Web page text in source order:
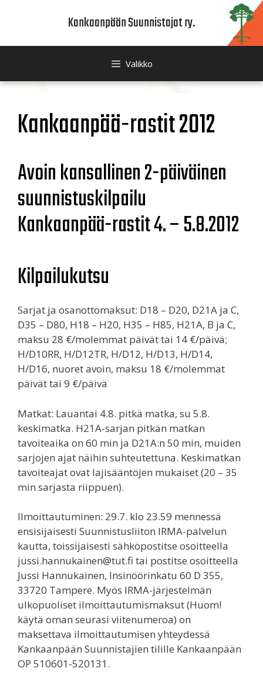
Kankaanpään Suunnistajat ry.
Valikko
Kankaanpää-rastit 2012
Avoin kansallinen 2-päiväinen
suunnistuskilpailu
Kankaanpää-rastit 4. – 5.8.2012
Kilpailukutsu
Sarjat ja osanottomaksut: D18 – D20, D21A ja C,
D35 – D80, H18 – H20, H35 – H85, H21A, B ja C,
maksu 28 €/molemmat päivät tai 14 €/päivä;
H/D10RR, H/D12TR, H/D12, H/D13, H/D14,
H/D16, nuoret avoin, maksu 18 €/molemmat
päivät tai 9 €/päivä
Matkat: Lauantai 4.8. pitkä matka, su 5.8.
keskimatka. H21A-sarjan pitkän matkan
tavoiteaika on 60 min ja D21A:n 50 min, muiden
sarjojen ajat näihin suhteutettuna. Keskimatkan
tavoiteajat ovat lajisääntöjen mukaiset (20 – 35
min sarjasta riippuen).
Ilmoittautuminen: 29.7. klo 23.59 mennessä
ensisijaisesti Suunnistusliiton IRMA-palvelun
kautta, toissijaisesti sähköpostitse osoitteella
jussi.hannukainen@tut.fi tai postitse osoitteella
Jussi Hannukainen, Insinöörinkatu 60 D 355,
33720 Tampere. Myös IRMA-järjestelmän
ulkopuoliset ilmoittautumismaksut (Huom!
käytä oman seurasi viitenumeroa) on
maksettava ilmoittautumisen yhteydessä
Kankaanpään Suunnistajien tilille Kankaanpään
OP 510601-520131.